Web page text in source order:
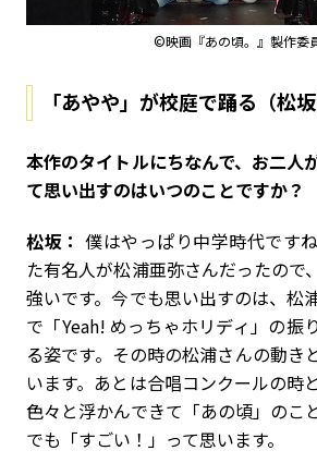
©映画『あの頃。』製作委
「あやや」が校庭で踊る（松坂
――本作のタイトルにちなんで、お二
て思い出すのはいつのことですか？
松坂： 僕はやっぱり中学時代です
た有名人が松浦亜弥さんだったので
強いです。今でも思い出すのは、松
で「Yeah! めっちゃホリディ」の振
る姿です。その時の松浦さんの動き
います。あとは合唱コンクールの時
色々と浮かんできて「あの頃」のこ
でも「すごい！」って思います。